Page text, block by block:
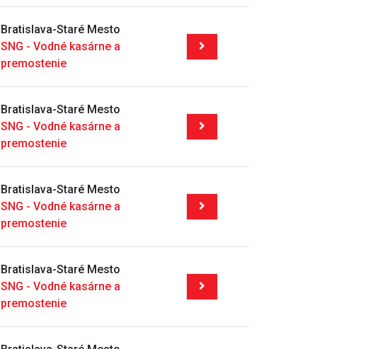
Bratislava-Staré Mesto
SNG - Vodné kasárne a
premostenie
Bratislava-Staré Mesto
SNG - Vodné kasárne a
premostenie
Bratislava-Staré Mesto
SNG - Vodné kasárne a
premostenie
Bratislava-Staré Mesto
SNG - Vodné kasárne a
premostenie